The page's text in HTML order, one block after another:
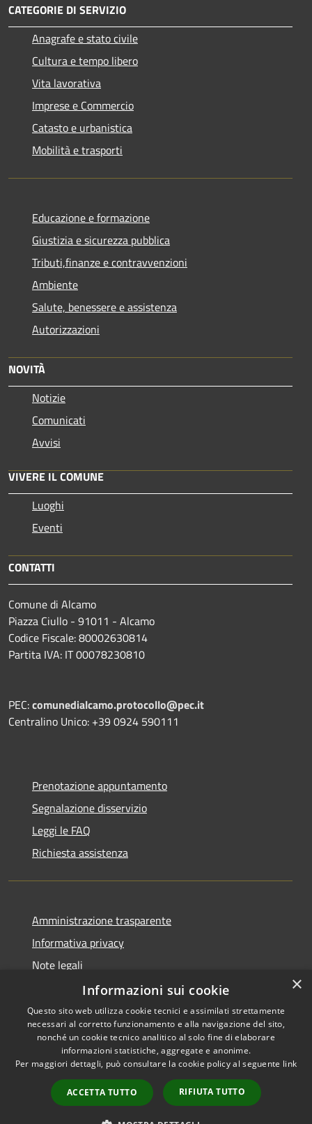
CATEGORIE DI SERVIZIO
Anagrafe e stato civile
Cultura e tempo libero
Vita lavorativa
Imprese e Commercio
Catasto e urbanistica
Mobilità e trasporti
Educazione e formazione
Giustizia e sicurezza pubblica
Tributi,finanze e contravvenzioni
Ambiente
Salute, benessere e assistenza
Autorizzazioni
NOVITÀ
Notizie
Comunicati
Avvisi
VIVERE IL COMUNE
Luoghi
Eventi
CONTATTI
Comune di Alcamo
Piazza Ciullo - 91011 - Alcamo
Codice Fiscale: 80002630814
Partita IVA: IT 00078230810
PEC:comunedialcamo.protocollo@pec.it
Centralino Unico: +39 0924 590111
Prenotazione appuntamento
Segnalazione disservizio
Leggi le FAQ
Richiesta assistenza
Amministrazione trasparente
Informativa privacy
Note legali
Dichiarazione di accessibilità
RSS
Accessibilità
Copyright © 2026 • Comune di
Alcamo • Powered by
Municipium•
Accesso
redazione
×
Informazioni sui cookie
Questo sito web utilizza cookie tecnici e assimilati strettamente
necessari al corretto funzionamento e alla navigazione del sito,
nonché un cookie tecnico analitico al solo fine di elaborare
informazioni statistiche, aggregate e anonime.
Per maggiori dettagli, può consultare la cookie policy al seguente link
ACCETTA TUTTO RIFIUTA TUTTO